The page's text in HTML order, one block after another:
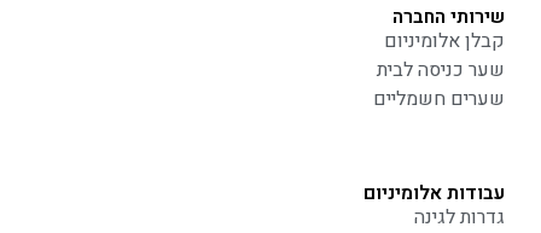
שירותי החברה
קבלן אלומיניום
שער כניסה לבית
שערים חשמליים
עבודות אלומיניום
גדרות לגינה